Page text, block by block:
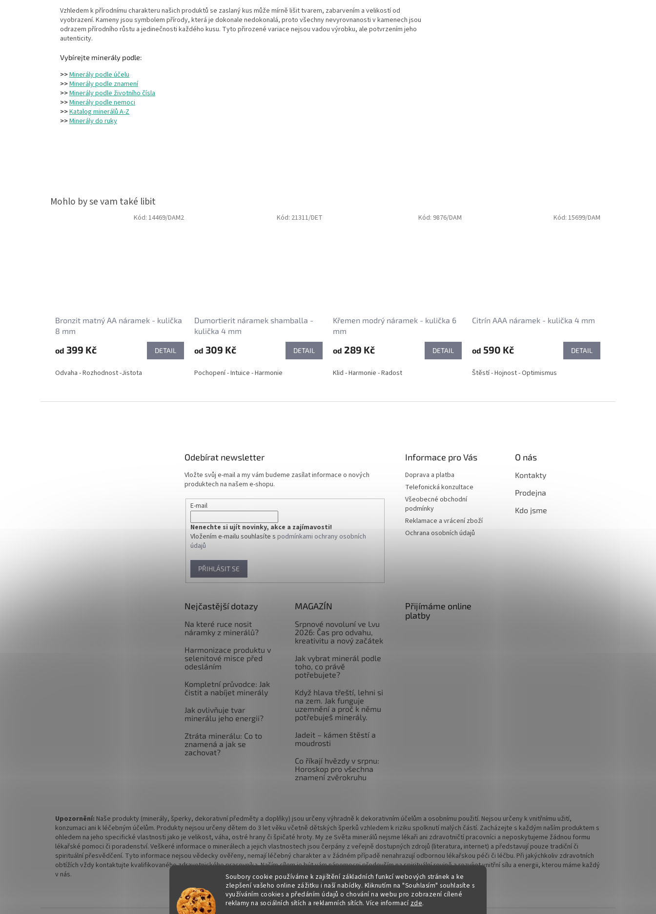
Soubory cookie používáme k zajištění základních funkcí webových stránek a ke
zlepšení vašeho online zážitku i naší nabídky. Kliknutím na "Souhlasím" souhlasíte s
využíváním cookies a předáním údajů o chování na webu pro zobrazení cílené
reklamy na sociálních sítích a reklamních sítích. Více informací zde.
Vzhledem k přírodnímu charakteru našich produktů se zaslaný kus může mírně lišit tvarem, zabarvením a velikostí od
vyobrazení. Kameny jsou symbolem přírody, která je dokonale nedokonalá, proto všechny nevyrovnanosti v kamenech jsou
odrazem přírodního růstu a jedinečnosti každého kusu. Tyto přirozené variace nejsou vadou výrobku, ale potvrzením jeho
autenticity.
Vybírejte minerály podle:
>>Minerály podle účelu
>>Minerály podle znamení
>>Minerály podle životního čísla
>>Minerály podle nemoci
>>Katalog minerálů A-Z
>>Minerály do ruky
Bronzit matný AA náramek - kulička
8 mm
od 399 Kč DETAIL
Odvaha - Rozhodnost -Jistota
Kód: 14469/DAM2
Dumortierit náramek shamballa -
kulička 4 mm
od 309 Kč DETAIL
Pochopení - Intuice - Harmonie
Kód: 21311/DET
Křemen modrý náramek - kulička 6
mm
od 289 Kč DETAIL
Klid - Harmonie - Radost
Kód: 9876/DAM
Citrín AAA náramek - kulička 4 mm
od 590 Kč DETAIL
Štěstí - Hojnost - Optimismus
Kód: 15699/DAM
Odebírat newsletter
Vložte svůj e-mail a my vám budeme zasílat informace o nových
produktech na našem e-shopu.
E-mail
Nenechte si ujít novinky, akce a zajímavosti!
Vložením e-mailu souhlasíte s podmínkami ochrany osobních
údajů
PŘIHLÁSIT SE
Informace pro Vás
Doprava a platba
Telefonická konzultace
Všeobecné obchodní
podmínky
Reklamace a vrácení zboží
Ochrana osobních údajů
O nás
Kontakty
Prodejna
Kdo jsme
Nejčastější dotazy
Na které ruce nosit
náramky z minerálů?
Harmonizace produktu v
selenitové misce před
odesláním
Kompletní průvodce: Jak
čistit a nabíjet minerály
Jak ovlivňuje tvar
minerálu jeho energii?
Ztráta minerálu: Co to
znamená a jak se
zachovat?
MAGAZÍN
Srpnové novoluní ve Lvu
2026: Čas pro odvahu,
kreativitu a nový začátek
Jak vybrat minerál podle
toho, co právě
potřebujete?
Když hlava třeští, lehni si
na zem. Jak funguje
uzemnění a proč k němu
potřebuješ minerály.
Jadeit – kámen štěstí a
moudrosti
Co říkají hvězdy v srpnu:
Horoskop pro všechna
znamení zvěrokruhu
Přijímáme online
platby
Upozornění: Naše produkty (minerály, šperky, dekorativní předměty a doplňky) jsou určeny výhradně k dekorativním účelům a osobnímu použití. Nejsou určeny k vnitřnímu užití,
konzumaci ani k léčebným účelům. Produkty nejsou určeny dětem do 3 let věku včetně dětských šperků vzhledem k riziku spolknutí malých částí. Zacházejte s každým naším produktem s
ohledem na jeho specifické vlastnosti jako je velikost, váha, ostré hrany či špičaté hroty. My ze Světa minerálů nejsme lékaři ani zdravotničtí pracovníci a neposkytujeme žádnou formu
lékařské pomoci či poradenství. Veškeré informace o minerálech a jejich vlastnostech jsou čerpány z veřejně dostupných zdrojů (literatura, internet) a představují pouze tradiční či
spirituální přesvědčení. Tyto informace nejsou vědecky ověřeny, nemají léčebný charakter a v žádném případě nenahrazují odbornou lékařskou péči či léčbu. Při jakýchkoliv zdravotních
obtížích vždy kontaktujte kvalifikovaného zdravotnického pracovníka. Naším cílem je být vám nápomocni především na spirituální rovině a rozvíjet vnitřní sílu a energii, kterou máme každý
v nás.